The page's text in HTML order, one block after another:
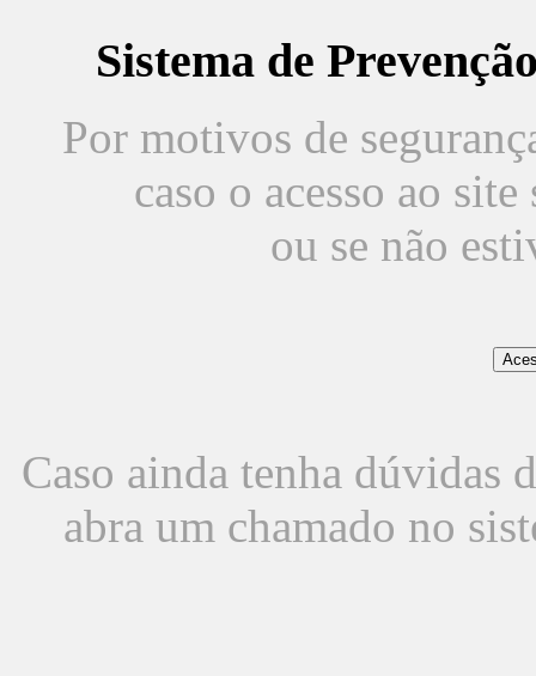
Sistema de
Por motivos de
caso o acesso ao
ou se não
Caso ainda tenha dúvidas
abra um chamado no